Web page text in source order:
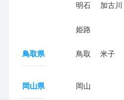
明石 加古川
姫路
鳥取県 鳥取 米子
岡山県 岡山